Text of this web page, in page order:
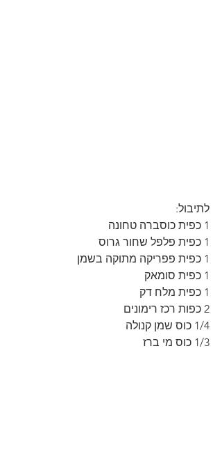
לתיבול:
1 כפית כוסברה טחונה
1 כפית פלפל שחור גרוס
1 כפית פפריקה מתוקה בשמן
1 כפית סומאק
1 כפית מלח דק
2 כפות רכז רימונים
1/4 כוס שמן קנולה
1/3 כוס מי ברז